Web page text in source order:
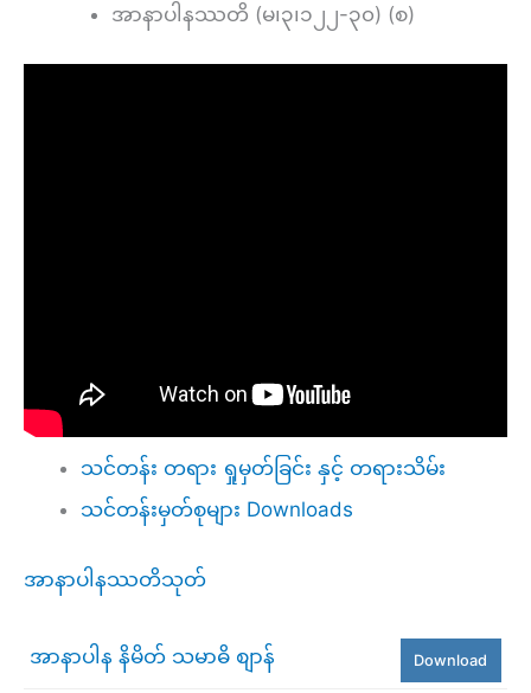
အာနာပါနဿတိ (မ၊၃၊၁၂၂-၃၀) (စ)
သင်တန်း တရား ရှုမှတ်ခြင်း နှင့် တရားသိမ်း
သင်တန်းမှတ်စုများ Downloads
အာနာပါနဿတိသုတ်
အာနာပါန နိမိတ် သမာဓိ စျာန် Download